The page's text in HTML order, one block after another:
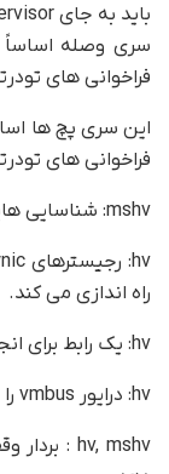
سری وصله اساساً
فراخوانی های
این سری پچ ها
فراخوانی های
mshv: شناسایی هایپروایزر تو در تو را پشتیبانی می کند.
راه اندازی می کند.
hv: یک رابط برای انجام فراخوانی های تودرتو اضافه می کند.
hv: درایور vmbus را برای پارتیشن Root تو در تو فعال می کند.